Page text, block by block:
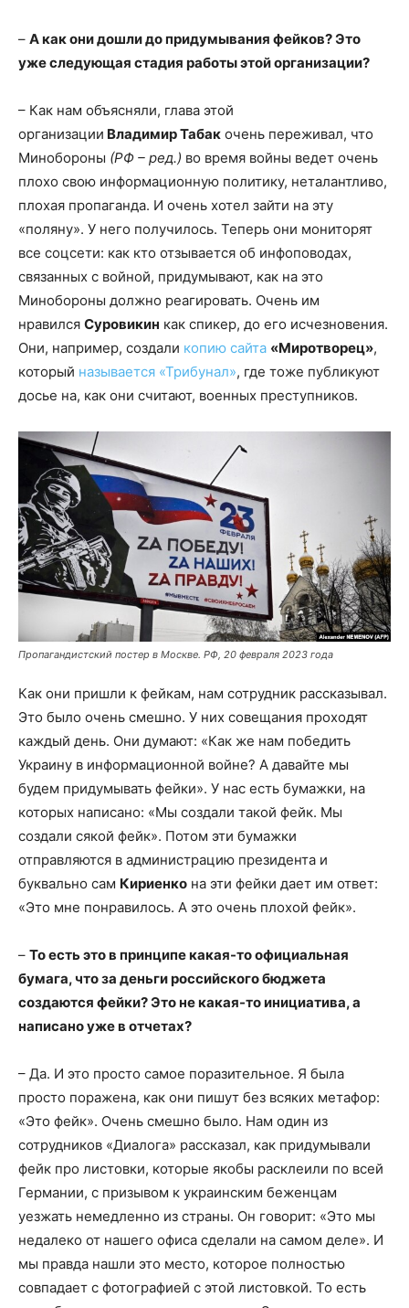
– А как они дошли до придумывания фейков? Это
уже следующая стадия работы этой организации?
– Как нам объясняли, глава этой
организации Владимир Табак очень переживал, что
Минобороны (РФ – ред.) во время войны ведет очень
плохо свою информационную политику, неталантливо,
плохая пропаганда. И очень хотел зайти на эту
«поляну». У него получилось. Теперь они мониторят
все соцсети: как кто отзывается об инфоповодах,
связанных с войной, придумывают, как на это
Минобороны должно реагировать. Очень им
нравился Суровикин как спикер, до его исчезновения.
Они, например, создали копию сайта «Миротворец»,
который называется «Трибунал», где тоже публикуют
досье на, как они считают, военных преступников.
Пропагандистский постер в Москве. РФ, 20 февраля 2023 года
Как они пришли к фейкам, нам сотрудник рассказывал.
Это было очень смешно. У них совещания проходят
каждый день. Они думают: «Как же нам победить
Украину в информационной войне? А давайте мы
будем придумывать фейки». У нас есть бумажки, на
которых написано: «Мы создали такой фейк. Мы
создали сякой фейк». Потом эти бумажки
отправляются в администрацию президента и
буквально сам Кириенко на эти фейки дает им ответ:
«Это мне понравилось. А это очень плохой фейк».
– То есть это в принципе какая-то официальная
бумага, что за деньги российского бюджета
создаются фейки? Это не какая-то инициатива, а
написано уже в отчетах?
– Да. И это просто самое поразительное. Я была
просто поражена, как они пишут без всяких метафор:
«Это фейк». Очень смешно было. Нам один из
сотрудников «Диалога» рассказал, как придумывали
фейк про листовки, которые якобы расклеили по всей
Германии, с призывом к украинским беженцам
уезжать немедленно из страны. Он говорит: «Это мы
недалеко от нашего офиса сделали на самом деле». И
мы правда нашли это место, которое полностью
совпадает с фотографией с этой листовкой. То есть